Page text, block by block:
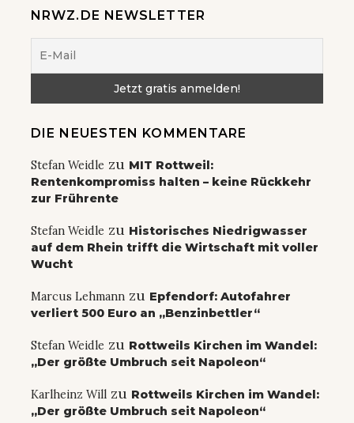
NRWZ.DE NEWSLETTER
DIE NEUESTEN KOMMENTARE
Stefan Weidle zu MIT Rottweil:
Rentenkompromiss halten – keine Rückkehr
zur Frührente
Stefan Weidle zu Historisches Niedrigwasser
auf dem Rhein trifft die Wirtschaft mit voller
Wucht
Marcus Lehmann zu Epfendorf: Autofahrer
verliert 500 Euro an „Benzinbettler“
Stefan Weidle zu Rottweils Kirchen im Wandel:
„Der größte Umbruch seit Napoleon“
Karlheinz Will zu Rottweils Kirchen im Wandel:
„Der größte Umbruch seit Napoleon“